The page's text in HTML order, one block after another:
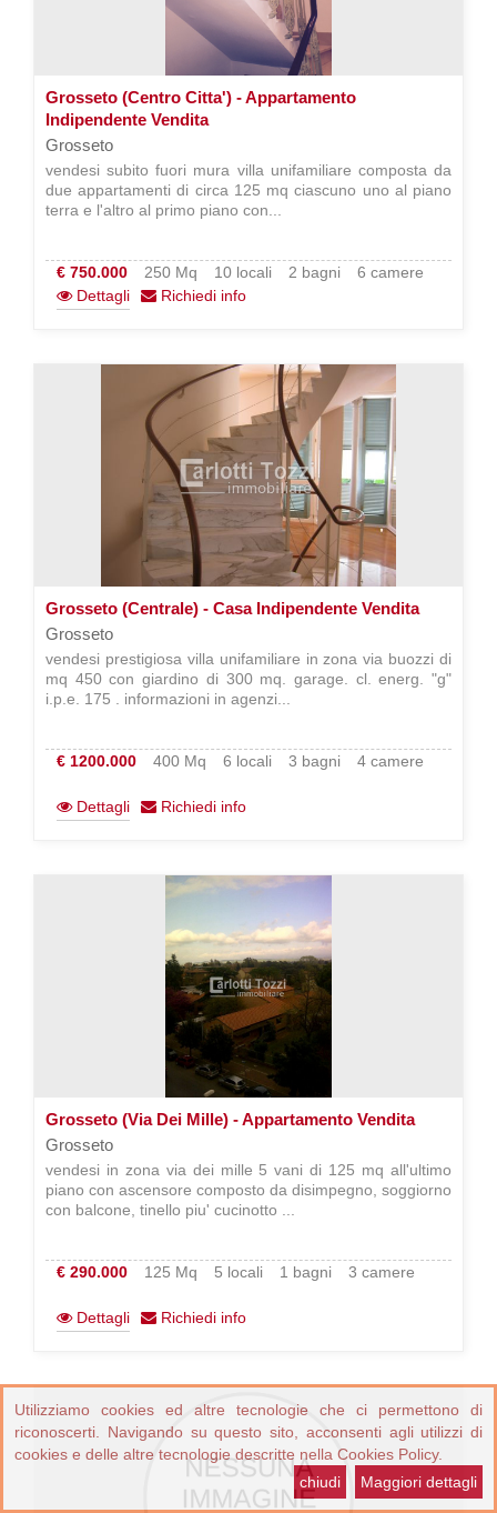
Grosseto (Centro Citta') - Appartamento
Indipendente Vendita
Grosseto
vendesi subito fuori mura villa unifamiliare composta da
due appartamenti di circa 125 mq ciascuno uno al piano
terra e l'altro al primo piano con...
€ 750.000 250 Mq 10 locali 2 bagni
6 camere
Dettagli
Richiedi info
Grosseto (Centrale) - Casa Indipendente Vendita
Grosseto
vendesi prestigiosa villa unifamiliare in zona via buozzi di
mq 450 con giardino di 300 mq. garage. cl. energ. "g"
i.p.e. 175 . informazioni in agenzi...
€ 1200.000 400 Mq 6 locali 3 bagni 4 camere
Dettagli Richiedi info
Grosseto (Via Dei Mille) - Appartamento Vendita
Grosseto
vendesi in zona via dei mille 5 vani di 125 mq all'ultimo
piano con ascensore composto da disimpegno, soggiorno
con balcone, tinello piu' cucinotto ...
€ 290.000 125 Mq 5 locali 1 bagni 3 camere
Dettagli Richiedi info
Utilizziamo cookies ed altre tecnologie che ci permettono di
riconoscerti. Navigando su questo sito, acconsenti agli utilizzi di
cookies e delle altre tecnologie descritte nella Cookies Policy.
Maggiori dettagli
chiudi